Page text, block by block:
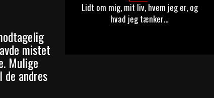
mistet
Mulige
andres
Lidt om mig, mit liv, hvem jeg er, og
hvad jeg tænker…